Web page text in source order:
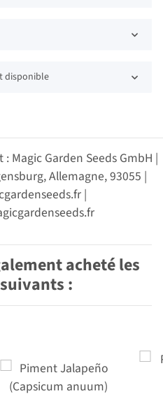
disponible
Magic Garden Seeds GmbH |
Allemagne, 93055 |
|
acheté les
: